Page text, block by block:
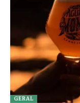
GERAL